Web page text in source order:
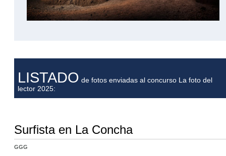
LISTADO de fotos enviadas al concurso La foto del
lector 2025:
Surfista en La Concha
GGG